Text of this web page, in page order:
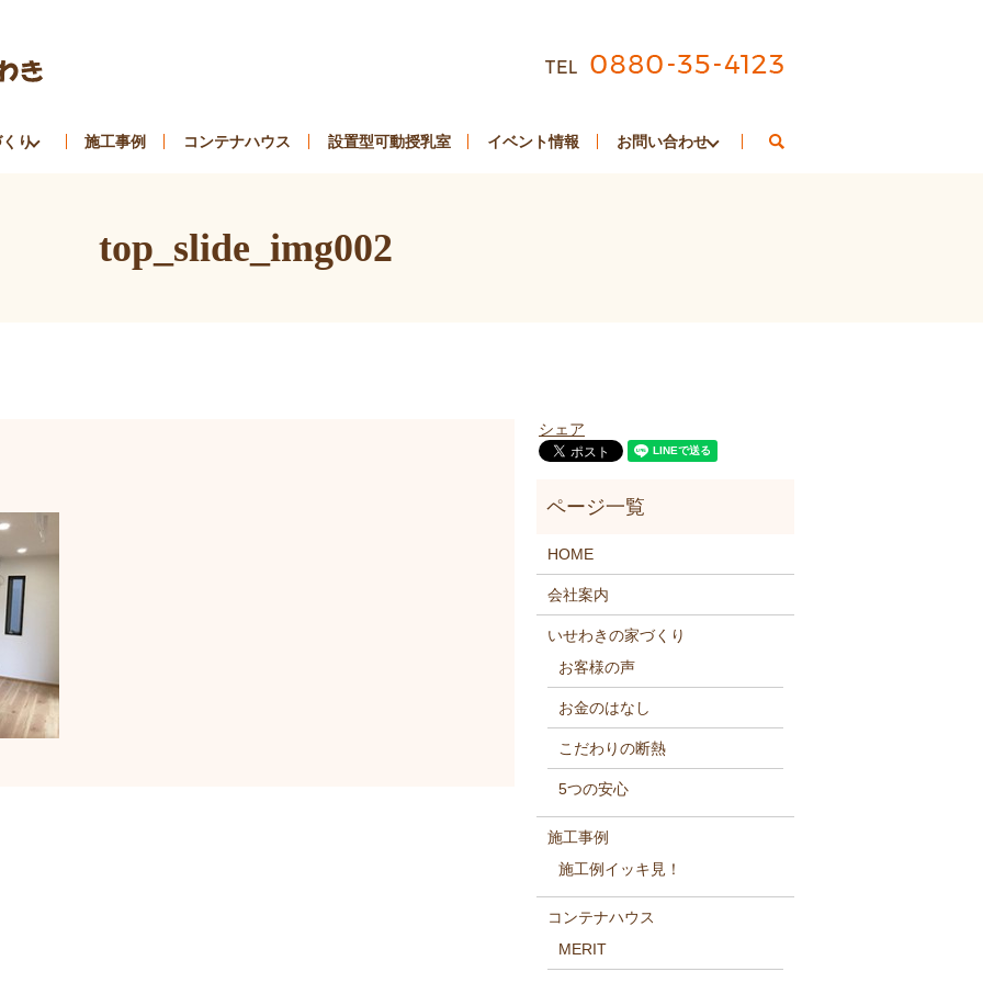
り 施工事例 コンテナハウス 設置型可動授乳室 イベント情報 お問い合わせ
top_slide_img002
シェア
HOME
会社案内
いせわきの家づくり
お客様の声
お金のはなし
こだわりの断熱
5つの安心
施工事例
施工例イッキ見！
コンテナハウス
MERIT